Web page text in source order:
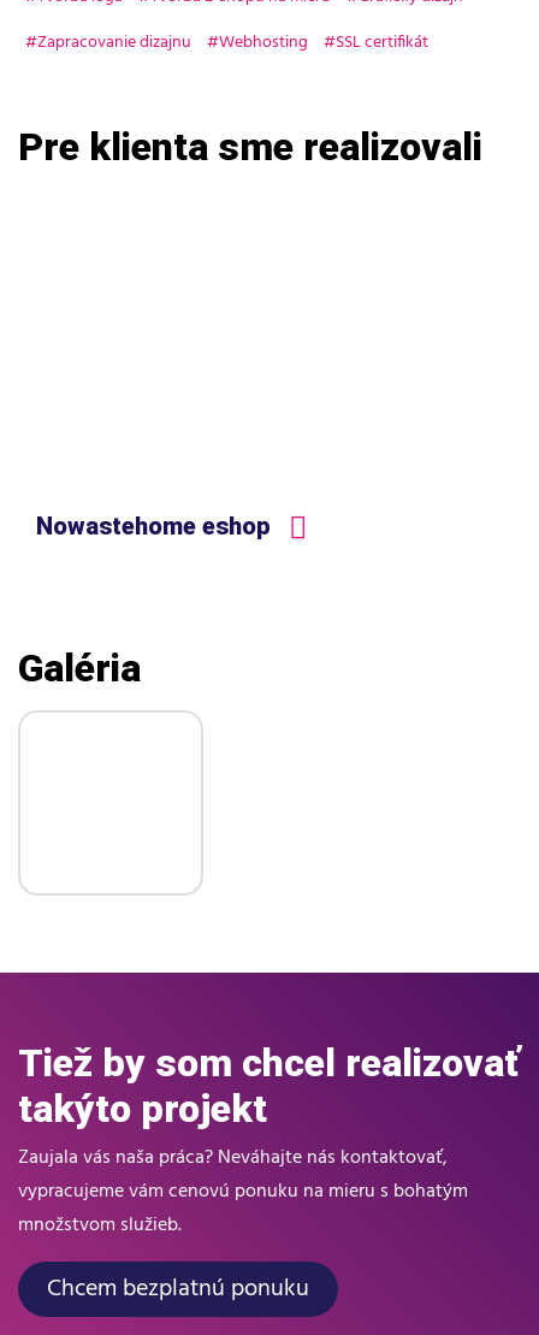
Zapracovanie dizajnu
Webhosting SSL certifikát
Pre klienta sme realizovali
Nowastehome eshop
Galéria
Tiež by som chcel realizovať
takýto projekt
Zaujala vás naša práca? Neváhajte nás kontaktovať,
vypracujeme vám cenovú ponuku na mieru s bohatým
množstvom služieb.
Chcem bezplatnú ponuku